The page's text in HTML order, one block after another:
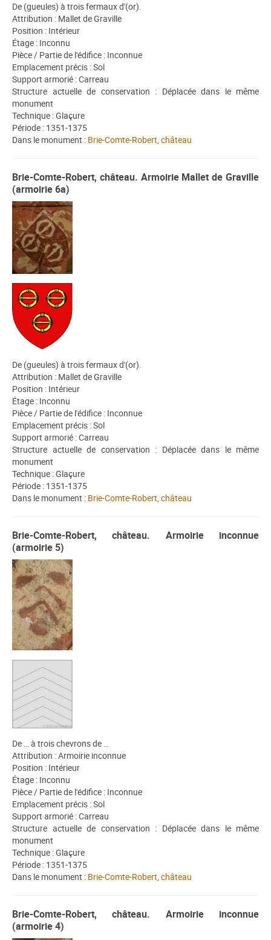
De (gueules) à trois fermaux d'(or).
Attribution : Mallet de Graville
Position : Intérieur
Étage : Inconnu
Pièce / Partie de l'édifice : Inconnue
Emplacement précis : Sol
Support armorié : Carreau
Structure actuelle de conservation : Déplacée dans le même
monument
Technique : Glaçure
Période : 1351-1375
Dans le monument : Brie-Comte-Robert, château
Brie-Comte-Robert, château. Armoirie Mallet de Graville
(armoirie 6a)
De (gueules) à trois fermaux d'(or).
Attribution : Mallet de Graville
Position : Intérieur
Étage : Inconnu
Pièce / Partie de l'édifice : Inconnue
Emplacement précis : Sol
Support armorié : Carreau
Structure actuelle de conservation : Déplacée dans le même
monument
Technique : Glaçure
Période : 1351-1375
Dans le monument : Brie-Comte-Robert, château
Brie-Comte-Robert, château. Armoirie inconnue
(armoirie 5)
De … à trois chevrons de …
Attribution : Armoirie inconnue
Position : Intérieur
Étage : Inconnu
Pièce / Partie de l'édifice : Inconnue
Emplacement précis : Sol
Support armorié : Carreau
Structure actuelle de conservation : Déplacée dans le même
monument
Technique : Glaçure
Période : 1351-1375
Dans le monument : Brie-Comte-Robert, château
Brie-Comte-Robert, château. Armoirie inconnue
(armoirie 4)